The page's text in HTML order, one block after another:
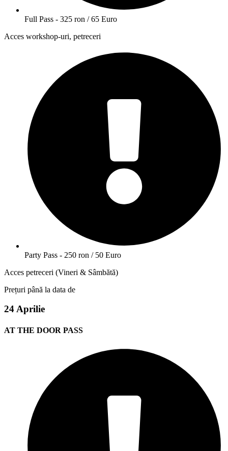
Full Pass - 325 ron / 65 Euro
Acces workshop-uri, petreceri
Party Pass - 250 ron / 50 Euro
Acces petreceri (Vineri & Sâmbătă)
Prețuri până la data de
24 Aprilie
AT THE DOOR PASS